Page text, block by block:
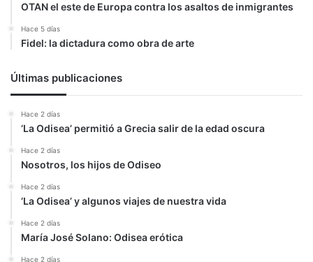
OTAN el este de Europa contra los asaltos de inmigrantes
Hace 5 días
Fidel: la dictadura como obra de arte
Últimas publicaciones
Hace 2 días
‘La Odisea’ permitió a Grecia salir de la edad oscura
Hace 2 días
Nosotros, los hijos de Odiseo
Hace 2 días
‘La Odisea’ y algunos viajes de nuestra vida
Hace 2 días
María José Solano: Odisea erótica
Hace 2 días